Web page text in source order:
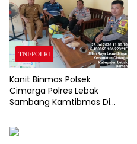
TNI/POLRI
Kanit Binmas Polsek
Cimarga Polres Lebak
Sambang Kamtibmas Di